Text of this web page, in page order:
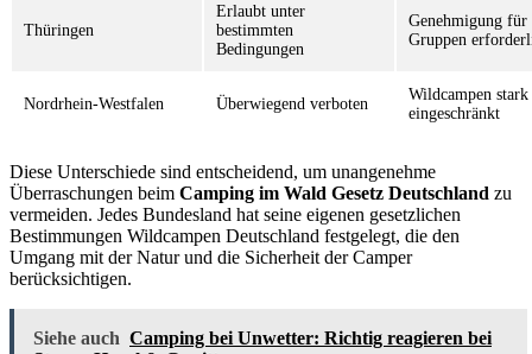
Thüringen
Erlaubt unter
bestimmten
Bedingungen
Genehmigung für
Gruppen
Nordrhein-Westfalen Überwiegend verboten
Wildcampen stark
eingeschränkt
Diese Unterschiede sind entscheidend, um unangenehme
Überraschungen beim Camping im Wald Gesetz Deutschland zu
vermeiden. Jedes Bundesland hat seine eigenen gesetzlichen
Bestimmungen Wildcampen Deutschland festgelegt, die den
Umgang mit der Natur und die Sicherheit der Camper
berücksichtigen.
Siehe auch Camping bei Unwetter: Richtig reagieren bei